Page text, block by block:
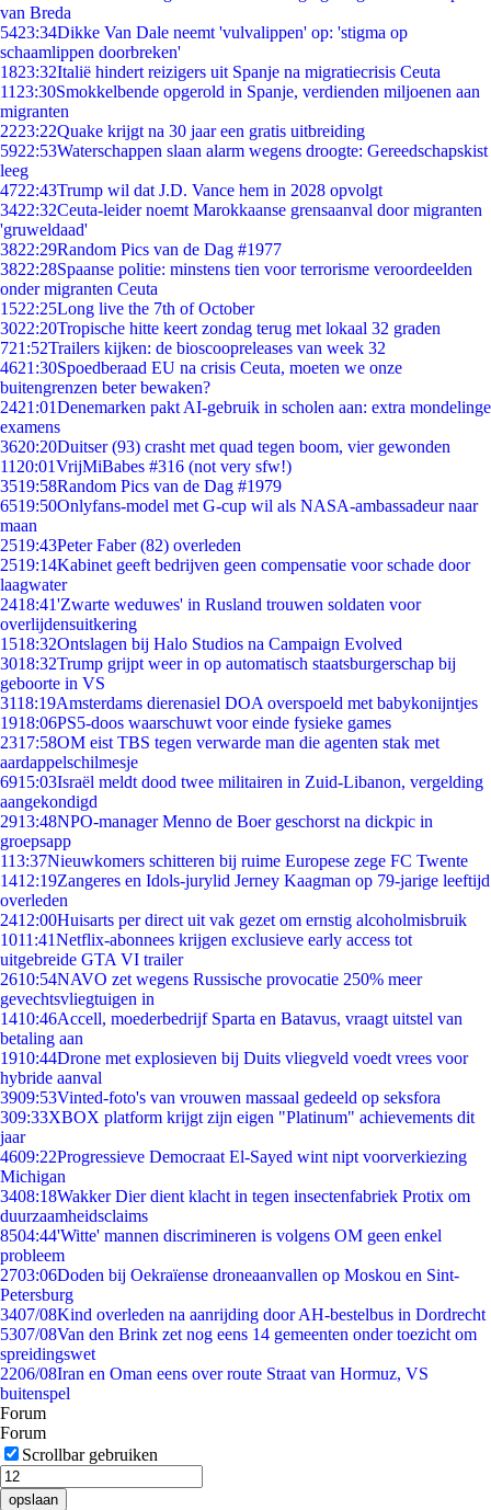
van Breda
5423:34Dikke Van Dale neemt 'vulvalippen' op: 'stigma op
schaamlippen doorbreken'
1823:32Italië hindert reizigers uit Spanje na migratiecrisis Ceuta
11 23:30Smokkelbende opgerold in Spanje, verdienden miljoenen aan
migranten
2223:22Quake krijgt na 30 jaar een gratis uitbreiding
5922:53Waterschappen slaan alarm wegens droogte: Gereedschapskist
leeg
4722:43Trump wil dat J.D. Vance hem in 2028 opvolgt
3422:32Ceuta-leider noemt Marokkaanse grensaanval door migranten
'gruweldaad'
3822:29Random Pics van de Dag #1977
3822:28Spaanse politie: minstens tien voor terrorisme veroordeelden
onder migranten Ceuta
1522:25Long live the 7th of October
3022:20Tropische hitte keert zondag terug met lokaal 32 graden
721:52Trailers kijken: de bioscoopreleases van week 32
4621:30Spoedberaad EU na crisis Ceuta, moeten we onze
buitengrenzen beter bewaken?
2421:01Denemarken pakt AI-gebruik in scholen aan: extra mondelinge
examens
3620:20Duitser (93) crasht met quad tegen boom, vier gewonden
11 20:01VrijMiBabes #316 (not very sfw!)
3519:58Random Pics van de Dag #1979
6519:50Onlyfans-model met G-cup wil als NASA-ambassadeur naar
maan
2519:43Peter Faber (82) overleden
2519:14Kabinet geeft bedrijven geen compensatie voor schade door
laagwater
2418:41'Zwarte weduwes' in Rusland trouwen soldaten voor
overlijdensuitkering
1518:32Ontslagen bij Halo Studios na Campaign Evolved
3018:32Trump grijpt weer in op automatisch staatsburgerschap bij
geboorte in VS
3118:19Amsterdams dierenasiel DOA overspoeld met babykonijntjes
1918:06PS5-doos waarschuwt voor einde fysieke games
2317:58OM eist TBS tegen verwarde man die agenten stak met
aardappelschilmesje
6915:03Israël meldt dood twee militairen in Zuid-Libanon, vergelding
aangekondigd
2913:48NPO-manager Menno de Boer geschorst na dickpic in
groepsapp
113:37Nieuwkomers schitteren bij ruime Europese zege FC Twente
1412:19Zangeres en Idols-jurylid Jerney Kaagman op 79-jarige leeftijd
overleden
2412:00Huisarts per direct uit vak gezet om ernstig alcoholmisbruik
1011:41Netflix-abonnees krijgen exclusieve early access tot
uitgebreide GTA VI trailer
2610:54NAVO zet wegens Russische provocatie 250% meer
gevechtsvliegtuigen in
1410:46Accell, moederbedrijf Sparta en Batavus, vraagt uitstel van
betaling aan
1910:44Drone met explosieven bij Duits vliegveld voedt vrees voor
hybride aanval
3909:53Vinted-foto's van vrouwen massaal gedeeld op seksfora
309:33XBOX platform krijgt zijn eigen "Platinum" achievements dit
jaar
4609:22Progressieve Democraat El-Sayed wint nipt voorverkiezing
Michigan
3408:18Wakker Dier dient klacht in tegen insectenfabriek Protix om
duurzaamheidsclaims
8504:44'Witte' mannen discrimineren is volgens OM geen enkel
probleem
2703:06Doden bij Oekraïense droneaanvallen op Moskou en Sint-
Petersburg
3407/08Kind overleden na aanrijding door AH-bestelbus in Dordrecht
5307/08Van den Brink zet nog eens 14 gemeenten onder toezicht om
spreidingswet
2206/08Iran en Oman eens over route Straat van Hormuz, VS
buitenspel
Forum
Forum
Scrollbar gebruiken
opslaan